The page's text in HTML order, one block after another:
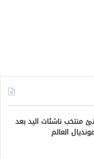
منتخب ناشئات اليد بعد
العالم